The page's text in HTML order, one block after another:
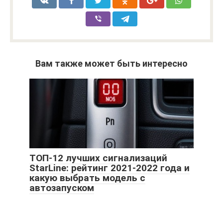
Вам также может быть интересно
ТОП-12 лучших сигнализаций
StarLine: рейтинг 2021-2022 года и
какую выбрать модель с
автозапуском